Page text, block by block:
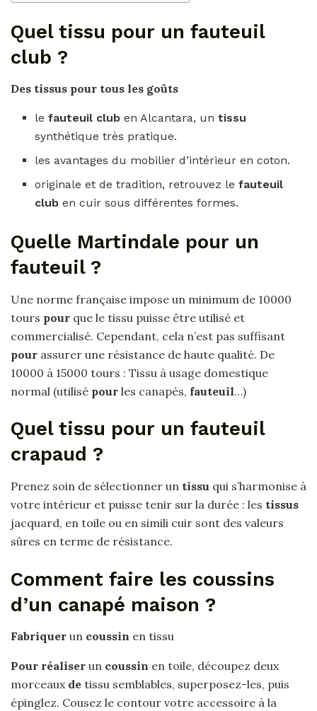
Quel tissu pour un fauteuil
club ?
Des tissus pour tous les goûts
lefauteuil cluben Alcantara, untissu
synthétique très pratique.
les avantages du mobilier d’intérieur en coton.
originale et de tradition, retrouvez lefauteuil
cluben cuir sous différentes formes.
Quelle Martindale pour un
fauteuil ?
Une norme française impose un minimum de 10000
tours pour que le tissu puisse être utilisé et
commercialisé. Cependant, cela n’est pas suffisant
pour assurer une résistance de haute qualité. De
10000 à 15000 tours : Tissu à usage domestique
normal (utilisé pour les canapés, fauteuil…)
Quel tissu pour un fauteuil
crapaud ?
Prenez soin de sélectionner un tissu qui s’harmonise à
votre intérieur et puisse tenir sur la durée : les tissus
jacquard, en toile ou en simili cuir sont des valeurs
sûres en terme de résistance.
Comment faire les coussins
d’un canapé maison ?
Fabriquer un coussin en tissu
Pour réaliser un coussin en toile, découpez deux
morceaux de tissu semblables, superposez-les, puis
épinglez. Cousez le contour votre accessoire à la